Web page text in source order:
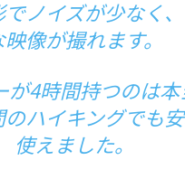
ノイズが少なく
映像が撮れます。
が4時間持つのは
ハイキングでも
使えました。